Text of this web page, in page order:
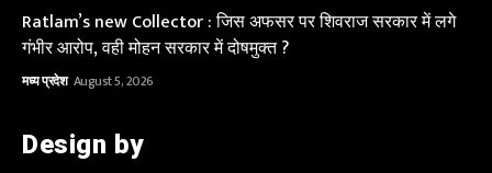
Ratlam’s new Collector : जिस अफसर पर शिवराज सरकार में लगे
गंभीर आरोप, वही मोहन सरकार में दोषमुक्त ?
मध्य प्रदेश August 5, 2026
Design by